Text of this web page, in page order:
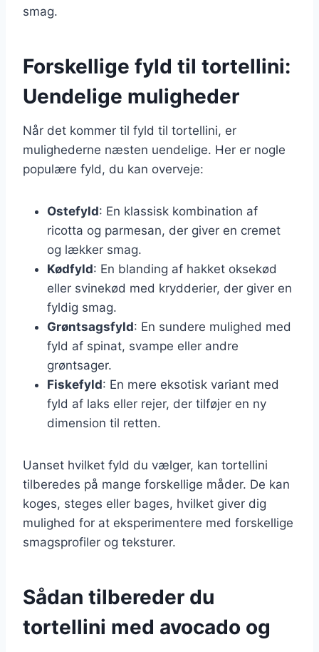
smag.
Forskellige fyld til tortellini:
Uendelige muligheder
Når det kommer til fyld til tortellini, er
mulighederne næsten uendelige. Her er nogle
populære fyld, du kan overveje:
Ostefyld: En klassisk kombination af
ricotta og parmesan, der giver en cremet
og lækker smag.
Kødfyld: En blanding af hakket oksekød
eller svinekød med krydderier, der giver en
fyldig smag.
Grøntsagsfyld: En sundere mulighed med
fyld af spinat, svampe eller andre
grøntsager.
Fiskefyld: En mere eksotisk variant med
fyld af laks eller rejer, der tilføjer en ny
dimension til retten.
Uanset hvilket fyld du vælger, kan tortellini
tilberedes på mange forskellige måder. De kan
koges, steges eller bages, hvilket giver dig
mulighed for at eksperimentere med forskellige
smagsprofiler og teksturer.
Sådan tilbereder du
tortellini med avocado og